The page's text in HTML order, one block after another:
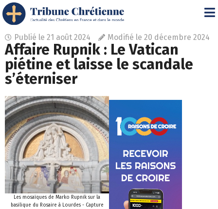
Publié le 21 août 2024 Modifié le 20 décembre 2024
Affaire Rupnik : Le Vatican
piétine et laisse le scandale
s’éterniser
Les mosaïques de Marko Rupnik sur la
basilique du Rosaire à Lourdes - Capture